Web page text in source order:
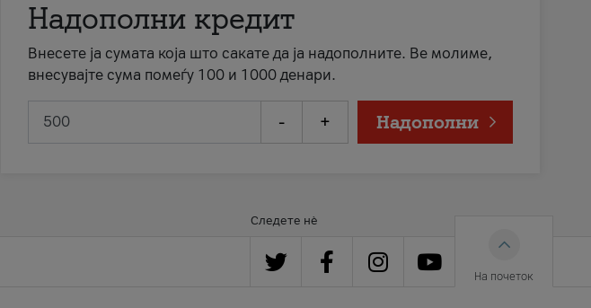
Надополни кредит
Внесете ја сумата која што сакате да ја надополните. Ве молиме,
внесувајте сума помеѓу 100 и 1000 денари.
- + Надополни
Следете нè
На почеток